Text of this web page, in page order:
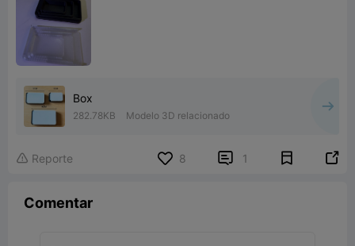
Box
282.78KB Modelo 3D relacionado
 Reporte 8  1 
Comentar